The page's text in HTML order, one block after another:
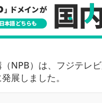
NPB）は、フジテレ
展しました。